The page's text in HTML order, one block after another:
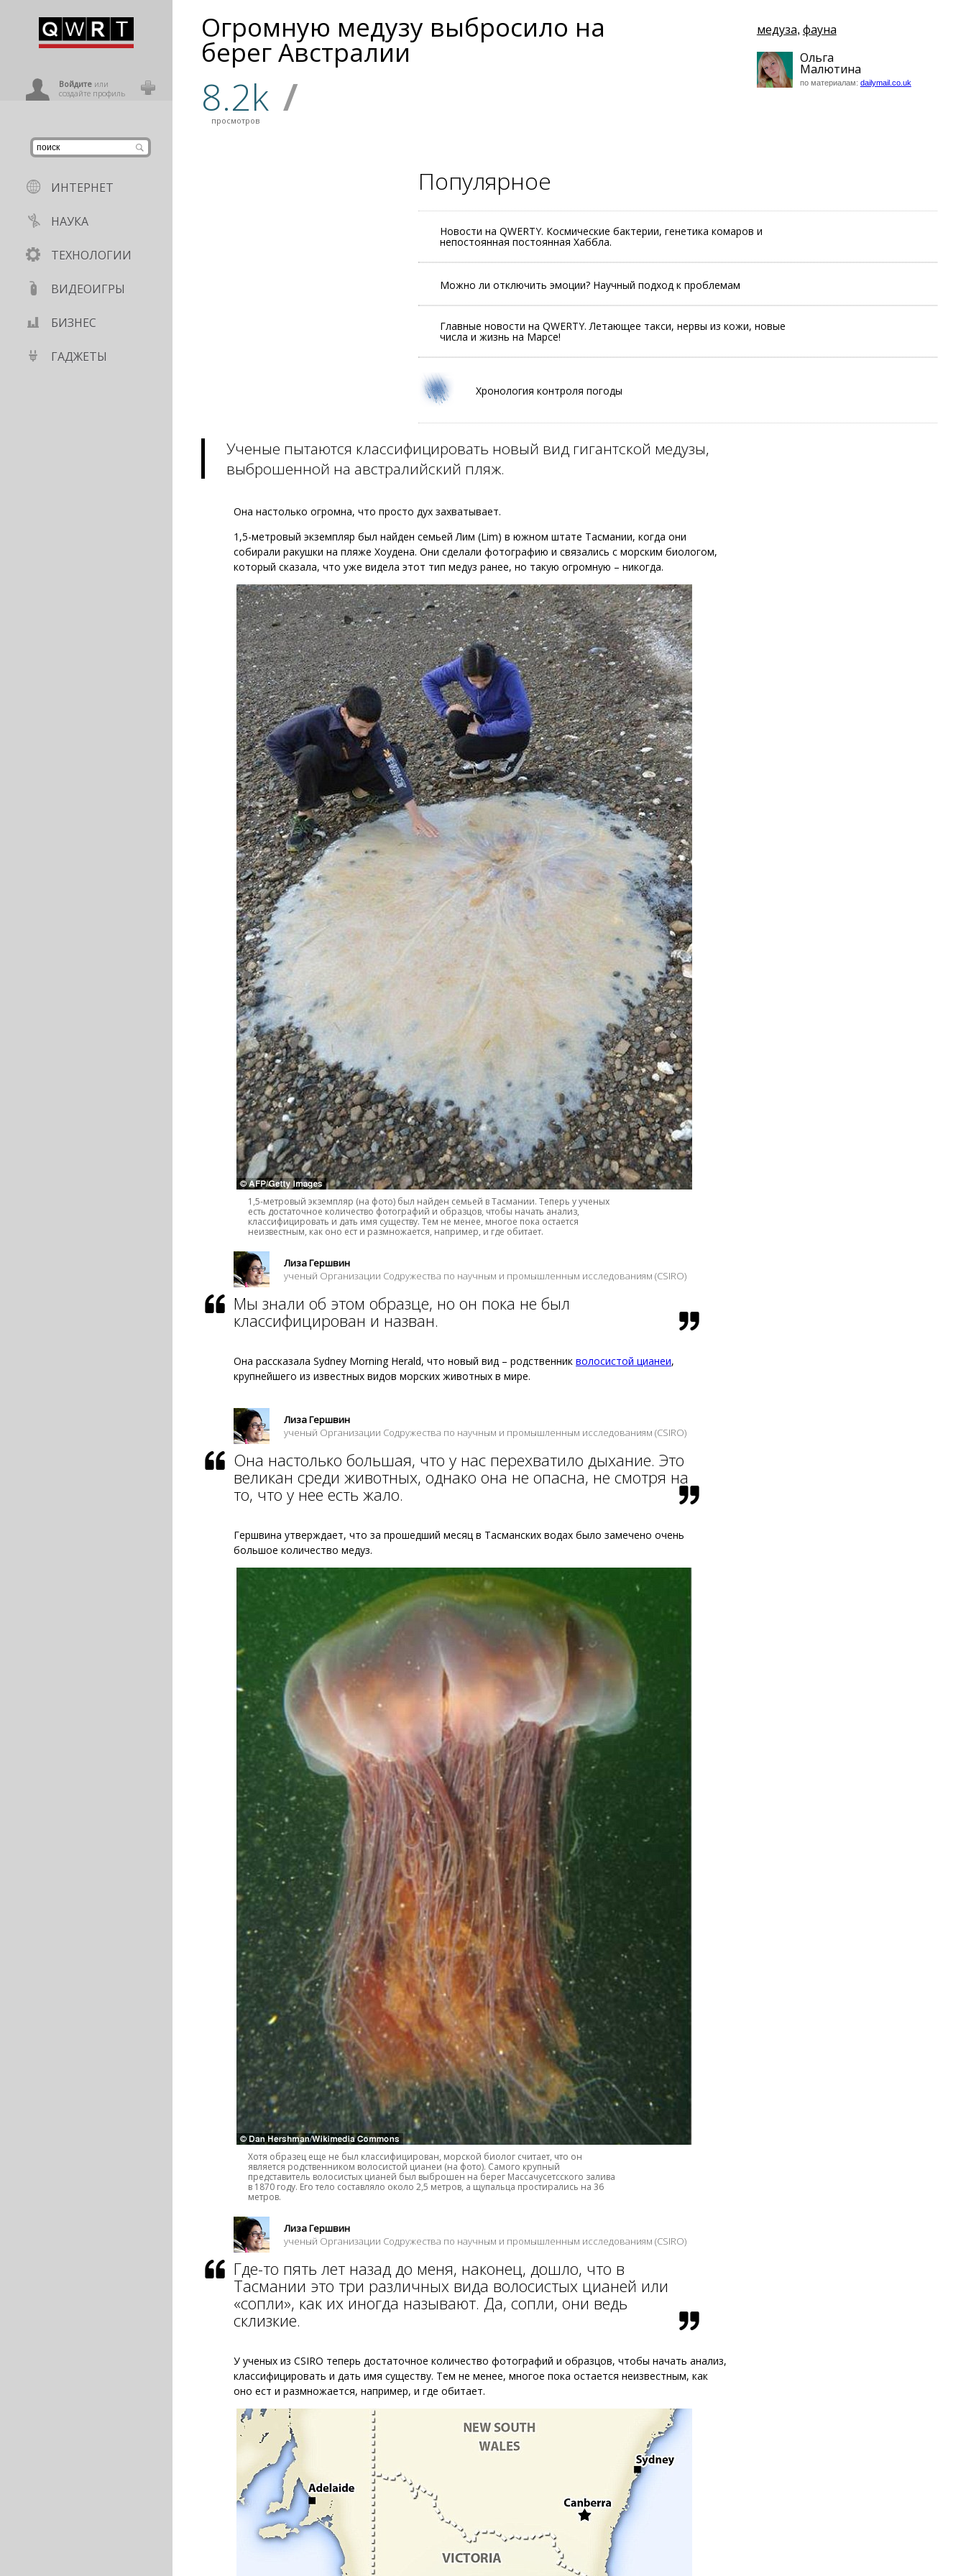
Войдитеили
создайте профиль
ИНТЕРНЕТ
НАУКА
ТЕХНОЛОГИИ
ВИДЕОИГРЫ
БИЗНЕС
ГАДЖЕТЫ
Огромную медузу выбросило на
берег Австралии
8.2k
просмотров /
медуза, фауна
Ольга
Малютина
по материалам: dailymail.co.uk
Популярное
Новости на QWERTY. Космические бактерии, генетика комаров и
непостоянная постоянная Хаббла.
Можно ли отключить эмоции? Научный подход к проблемам
Главные новости на QWERTY. Летающее такси, нервы из кожи, новые
числа и жизнь на Марсе!
Хронология контроля погоды
Ученые пытаются классифицировать новый вид гигантской медузы,
выброшенной на австралийский пляж.
Она настолько огромна, что просто дух захватывает.
1,5-метровый экземпляр был найден семьей Лим (Lim) в южном штате Тасмании, когда они
собирали ракушки на пляже Хоудена. Они сделали фотографию и связались с морским биологом,
который сказала, что уже видела этот тип медуз ранее, но такую огромную – никогда.
1,5-метровый экземпляр (на фото) был найден семьей в Тасмании. Теперь у ученых
есть достаточное количество фотографий и образцов, чтобы начать анализ,
классифицировать и дать имя существу. Тем не менее, многое пока остается
неизвестным, как оно ест и размножается, например, и где обитает.
Лиза Гершвин
ученый Организации Содружества по научным и промышленным исследованиям (CSIRO)
Мы знали об этом образце, но он пока не был
классифицирован и назван.
Она рассказала Sydney Morning Herald, что новый вид – родственник волосистой цианеи,
крупнейшего из известных видов морских животных в мире.
Лиза Гершвин
ученый Организации Содружества по научным и промышленным исследованиям (CSIRO)
Она настолько большая, что у нас перехватило дыхание. Это
великан среди животных, однако она не опасна, не смотря на
то, что у нее есть жало.
Гершвина утверждает, что за прошедший месяц в Тасманских водах было замечено очень
большое количество медуз.
Хотя образец еще не был классифицирован, морской биолог считает, что он
является родственником волосистой цианеи (на фото). Самого крупный
представитель волосистых цианей был выброшен на берег Массачусетсского залива
в 1870 году. Его тело составляло около 2,5 метров, а щупальца простирались на 36
метров.
Лиза Гершвин
ученый Организации Содружества по научным и промышленным исследованиям (CSIRO)
Где-то пять лет назад до меня, наконец, дошло, что в
Тасмании это три различных вида волосистых цианей или
«сопли», как их иногда называют. Да, сопли, они ведь
склизкие.
У ученых из CSIRO теперь достаточное количество фотографий и образцов, чтобы начать анализ,
классифицировать и дать имя существу. Тем не менее, многое пока остается неизвестным, как
оно ест и размножается, например, и где обитает.